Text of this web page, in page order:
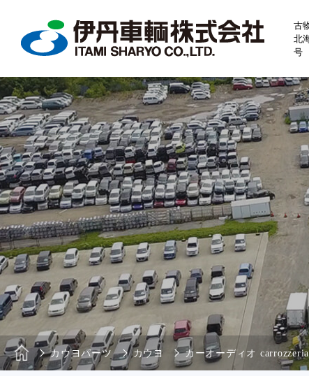
古
北
号
カウヨパーツ カウヨ カーオーディオ